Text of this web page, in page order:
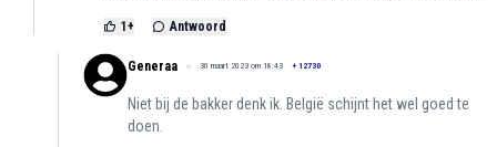
1 + Antwoord
Generaa 30 maart 2023 om 18:43 + 12730
Niet bij de bakker denk ik. België schijnt het wel goed te
doen.